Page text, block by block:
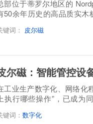
部位于蒂罗尔地区的
50余年历史的高品质实木
键词： 皮尔磁
尔磁：智能管控设
工业生产数字化、网络化
上执行哪些操作”，已成为
键词： 数字化